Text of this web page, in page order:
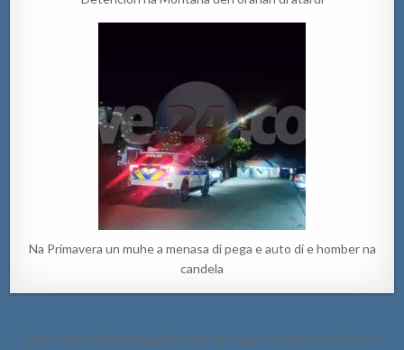
Na Primavera un muhe a menasa di pega e auto di e homber na
candela
Post
← Den oranan di madruga polis mester a bay convence homber cu